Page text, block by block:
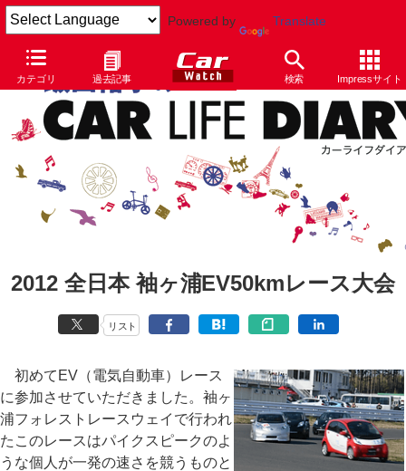
Powered by Translate
カテゴリ 過去記事 検索 Impressサイト
2012 全日本 袖ヶ浦EV50kmレース大会
リスト
初めてEV（電気自動車）レース
に参加させていただきました。袖ヶ
浦フォレストレースウェイで行われ
たこのレースはパイクスピークのよ
うな個人が一発の速さを競うものと